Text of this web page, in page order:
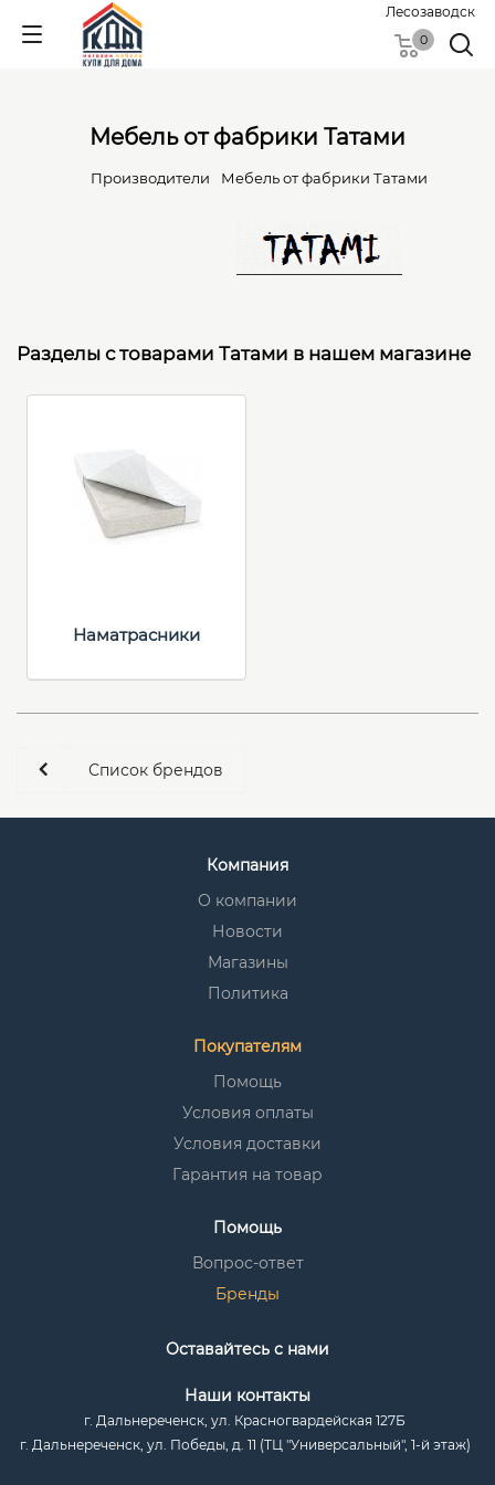
Лесозаводск
0
Мебель от фабрики Татами
Производители Мебель от фабрики Татами
Разделы с товарами Татами в нашем магазине
Наматрасники
Список брендов
Компания
О компании
Новости
Магазины
Политика
Покупателям
Помощь
Условия оплаты
Условия доставки
Гарантия на товар
Помощь
Вопрос-ответ
Бренды
Оставайтесь с нами
Наши контакты
г. Дальнереченск, ул. Красногвардейская 127Б
г. Дальнереченск, ул. Победы, д. 11 (ТЦ "Универсальный", 1-й этаж)